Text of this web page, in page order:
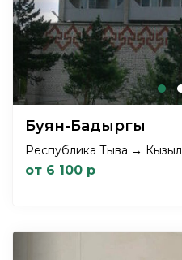
Буян-Бадыргы
Республика Тыва → Кызыл
от 6 100 р